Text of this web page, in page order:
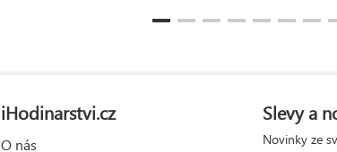
iHodinarstvi.cz
O nás
Slevy a
Novinky ze